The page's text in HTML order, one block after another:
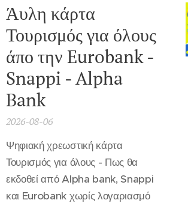
Άυλη κάρτα
Τουρισμός για όλους
άπο την Eurobank -
Snappi - Alpha
Bank
2026-08-06
Ψηφιακή χρεωστική κάρτα
Τουρισμός για όλους - Πως θα
εκδοθεί από Alpha bank, Snappi
και Eurobank χωρίς λογαριασμό